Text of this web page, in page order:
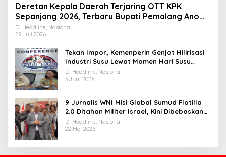
Deretan Kepala Daerah Terjaring OTT KPK
Sepanjang 2026, Terbaru Bupati Pemalang Anom
Widiyantoro
Di Headline, Nasional
29 Juli 2026
Tekan Impor, Kemenperin Genjot Hilirisasi
Industri Susu Lewat Momen Hari Susu
Nusantara 2026
Di Headline, Nasional
3 Juni 2026
9 Jurnalis WNI Misi Global Sumud Flotilla
2.0 Ditahan Militer Israel, Kini Dibebaskan
dan Dievakuasi ke Istanbul
Di Headline, Nasional
22 Mei 2026